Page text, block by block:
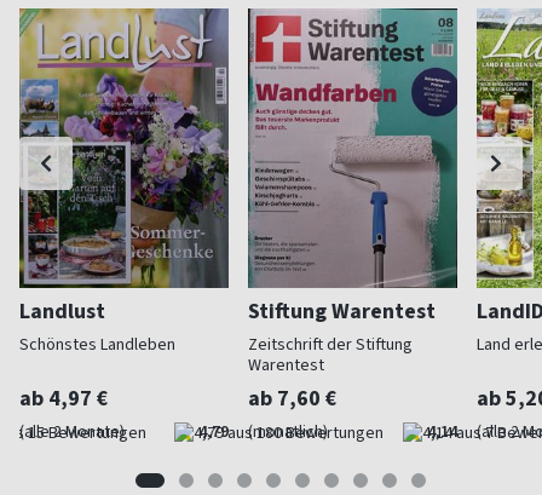
Landlust
Schönstes Landleben
ab 4,97 €
(alle 2 Monate) 4,79
Stiftung Warentest
Zeitschrift der Stiftung
Warentest
ab 7,60 €
(monatlich) 4,14
Land
ab
(alle 2